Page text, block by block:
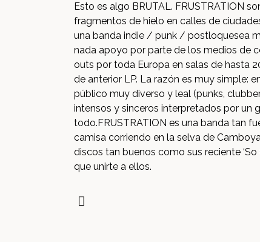
Esto es algo BRUTAL. FRUSTRATION
fragmentos de hielo en calles de
una banda indie / punk / postloquesea
nada apoyo por parte de los medios de
outs por toda Europa en salas de hasta
de anterior LP. La razón es muy simple:
público muy diverso y leal (punks,
intensos y sinceros interpretados por un
todo.FRUSTRATION es una banda tan
camisa corriendo en la selva de
discos tan buenos como sus reciente ‘So
que unirte a ellos.